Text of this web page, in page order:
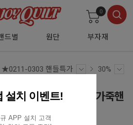
드별 원단 부자재
0
★0211-0303 핸들특가 30%
사피아노 럭셔리 골드 가죽핸
치 이벤트!
APP 설치 고객